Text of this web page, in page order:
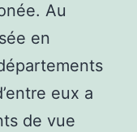
Au
en
eux a
de vue